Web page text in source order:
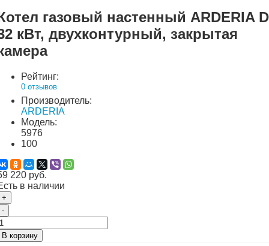
газовый настенный ARDERIA D
кВт, двухконтурный, закрытая
Рейтинг:
0 отзывов
Производитель:
ARDERIA
Модель:
5976
100
220 руб.
в наличии
+
-
В корзину